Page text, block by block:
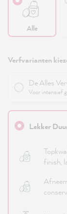
Alle
Verfvarianten
De Alles
Voor intensief
Lekker
finish,